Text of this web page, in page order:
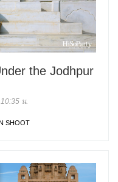
the Jodhpur
น.
SHOOT